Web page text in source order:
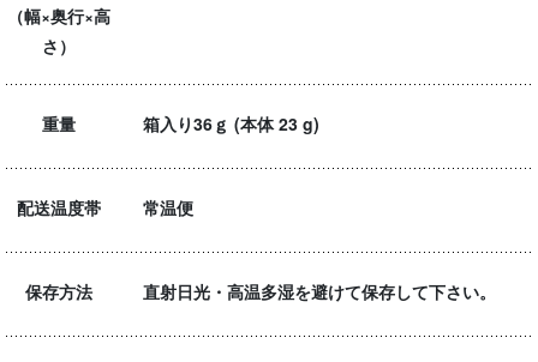
（幅×奥行×高
さ）
重量 箱入り36ｇ (本体 23 g)
配送温度帯 常温便
保存方法 直射日光・高温多湿を避けて保存して下さい。